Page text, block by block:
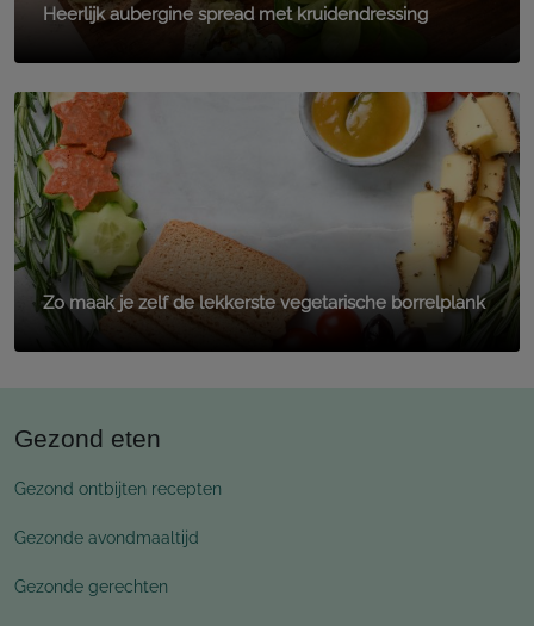
Heerlijk aubergine spread met kruidendressing
Zo maak je zelf de lekkerste vegetarische borrelplank
Gezond eten
Gezond ontbijten recepten
Gezonde avondmaaltijd
Gezonde gerechten